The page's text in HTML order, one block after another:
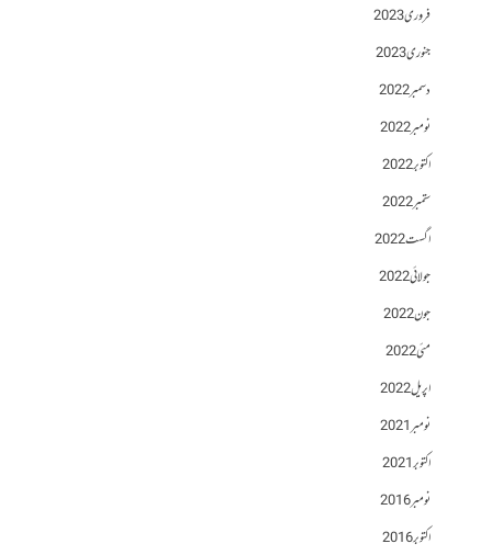
فروری 2023
جنوری 2023
دسمبر 2022
نومبر 2022
اکتوبر 2022
ستمبر 2022
اگست 2022
جولائی 2022
جون 2022
مئی 2022
اپریل 2022
نومبر 2021
اکتوبر 2021
نومبر 2016
اکتوبر 2016